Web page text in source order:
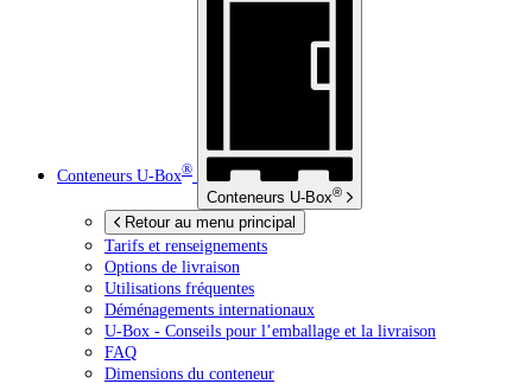
Conteneurs U-Box®
Conteneurs U-Box®
Retour au menu principal
Tarifs et renseignements
Options de livraison
Utilisations fréquentes
Déménagements internationaux
U-Box - Conseils pour l’emballage et la livraison
FAQ
Dimensions du conteneur